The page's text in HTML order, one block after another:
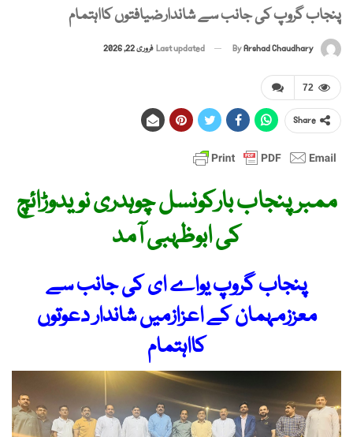
پنجاب گروپ کی جانب سے شاندارضیافتوں کااہتمام
ByArshad Chaudhary
Last updated فروری 22, 2026
72
Share
ممبرپنجاب بارکونسل چوہدری نویدوڑائچ
کی ابوظہبی آمد
پنجاب گروپ یواے ای کی جانب سے
معززمہمان کے اعزازمیں شاندار دعوتوں
کااہتمام